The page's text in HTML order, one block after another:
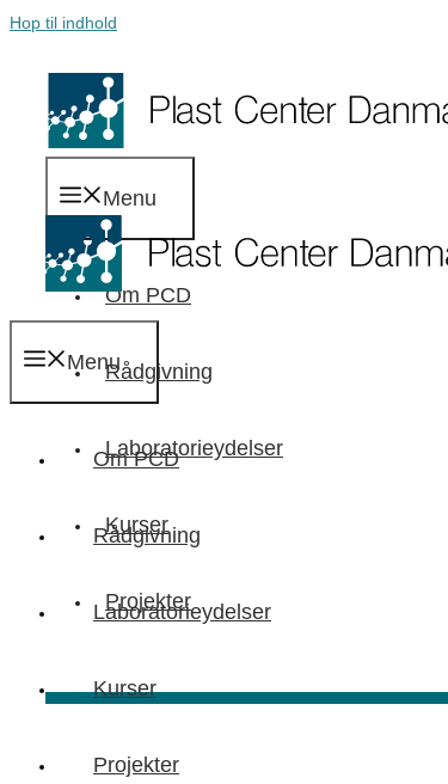
Hop til indhold
Menu
Om PCD
Rådgivning
Laboratorieydelser
Kurser
Projekter
Menu
Om PCD
Rådgivning
Laboratorieydelser
Kurser
Projekter